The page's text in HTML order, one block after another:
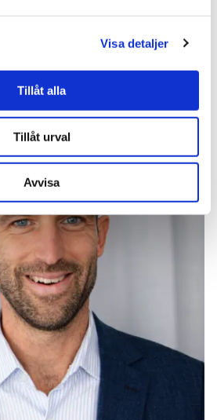
Visa detaljer
Tillåt alla
Tillåt urval
Avvisa
och pedagogik, Stockholms
Finance, St Albans College